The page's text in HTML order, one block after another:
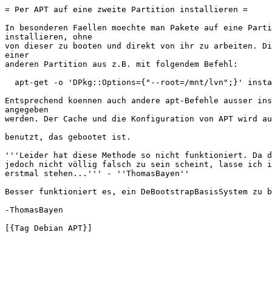
= Per APT auf eine zweite Partition installieren =
In besonderen Faellen moechte man Pakete auf eine
installieren, ohne
von dieser zu booten und direkt von ihr zu arbeiten.
einer
anderen Partition aus z.B. mit folgendem Befehl:
apt-get -o 'DPkg::Options={"--root=/mnt/lvn";}'
Entsprechend koennen auch andere apt-Befehle ausser
angegeben
werden. Der Cache und die Konfiguration von APT wird
benutzt, das gebootet ist.
'''Leider hat diese Methode so nicht funktioniert. Da
jedoch nicht völlig falsch zu sein scheint, lasse ich
erstmal stehen...''' - ''ThomasBayen''
Besser funktioniert es, ein DeBootstrapBasisSystem zu
-ThomasBayen